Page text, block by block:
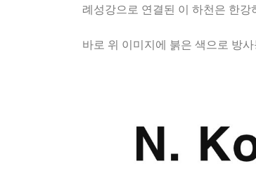
례성강으로 연결된 이 하천은 한
바로 위 이미지에 붉은 색으로 방